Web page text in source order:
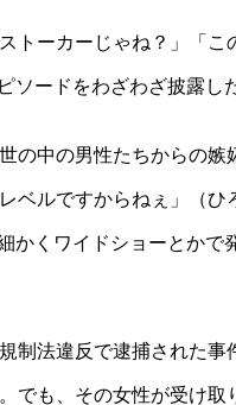
ーカーじゃね？」「こ
ードをわざわざ披露
中の男性たちからの嫉
ベルですからねぇ」（ひ
くワイドショーとかで
法違反で逮捕された事
でも、その女性が受け